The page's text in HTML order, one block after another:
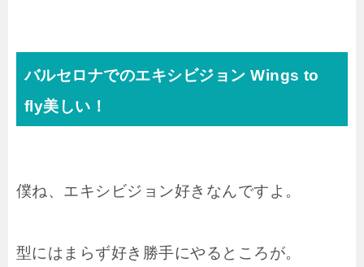
バルセロナでのエキシビジョン Wings to
fly美しい！
僕ね、エキシビジョン好きなんですよ。
型にはまらず好き勝手にやるところが。